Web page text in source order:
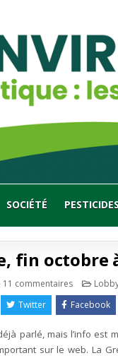
SOCIÉTÉ PESTICIDES
fin octobre
11 commentairessur
Greenpride,
fin
octobre
Paris
Publié
Twitter Facebook
parlé, mais l’info est
sur le web. La